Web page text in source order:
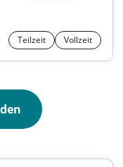
Teilzeit Vollzeit